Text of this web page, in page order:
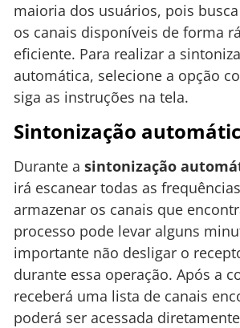
maioria dos usuários, pois
os canais disponíveis de forma
eficiente. Para realizar a
automática, selecione a opção
siga as instruções na tela.
Sintonização
Durante a sintonização
irá escanear todas as
armazenar os canais que
processo pode levar alguns
importante não desligar o
durante essa operação. Após a
receberá uma lista de canais
poderá ser acessada